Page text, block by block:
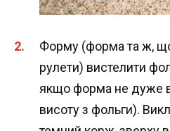
Форму (форма та ж,
рулети) вистелити
якщо форма не дуже
висоту з фольги).